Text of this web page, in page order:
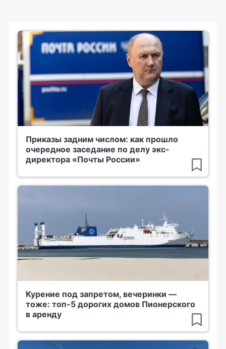
Приказы задним числом: как прошло
очередное заседание по делу экс-
директора «Почты России»
Курение под запретом, вечеринки —
тоже: топ-5 дорогих домов Пионерского
в аренду